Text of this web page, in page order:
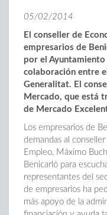
05/02/2014
El conseller de
empresarios de
por el
colaboración entre
Generalitat. El
Mercado, que está
de Mercado
Los empresarios de
demandas al
Empleo, Máximo
Benicarló para
representantes del
de empresarios ha
más apoyo de la